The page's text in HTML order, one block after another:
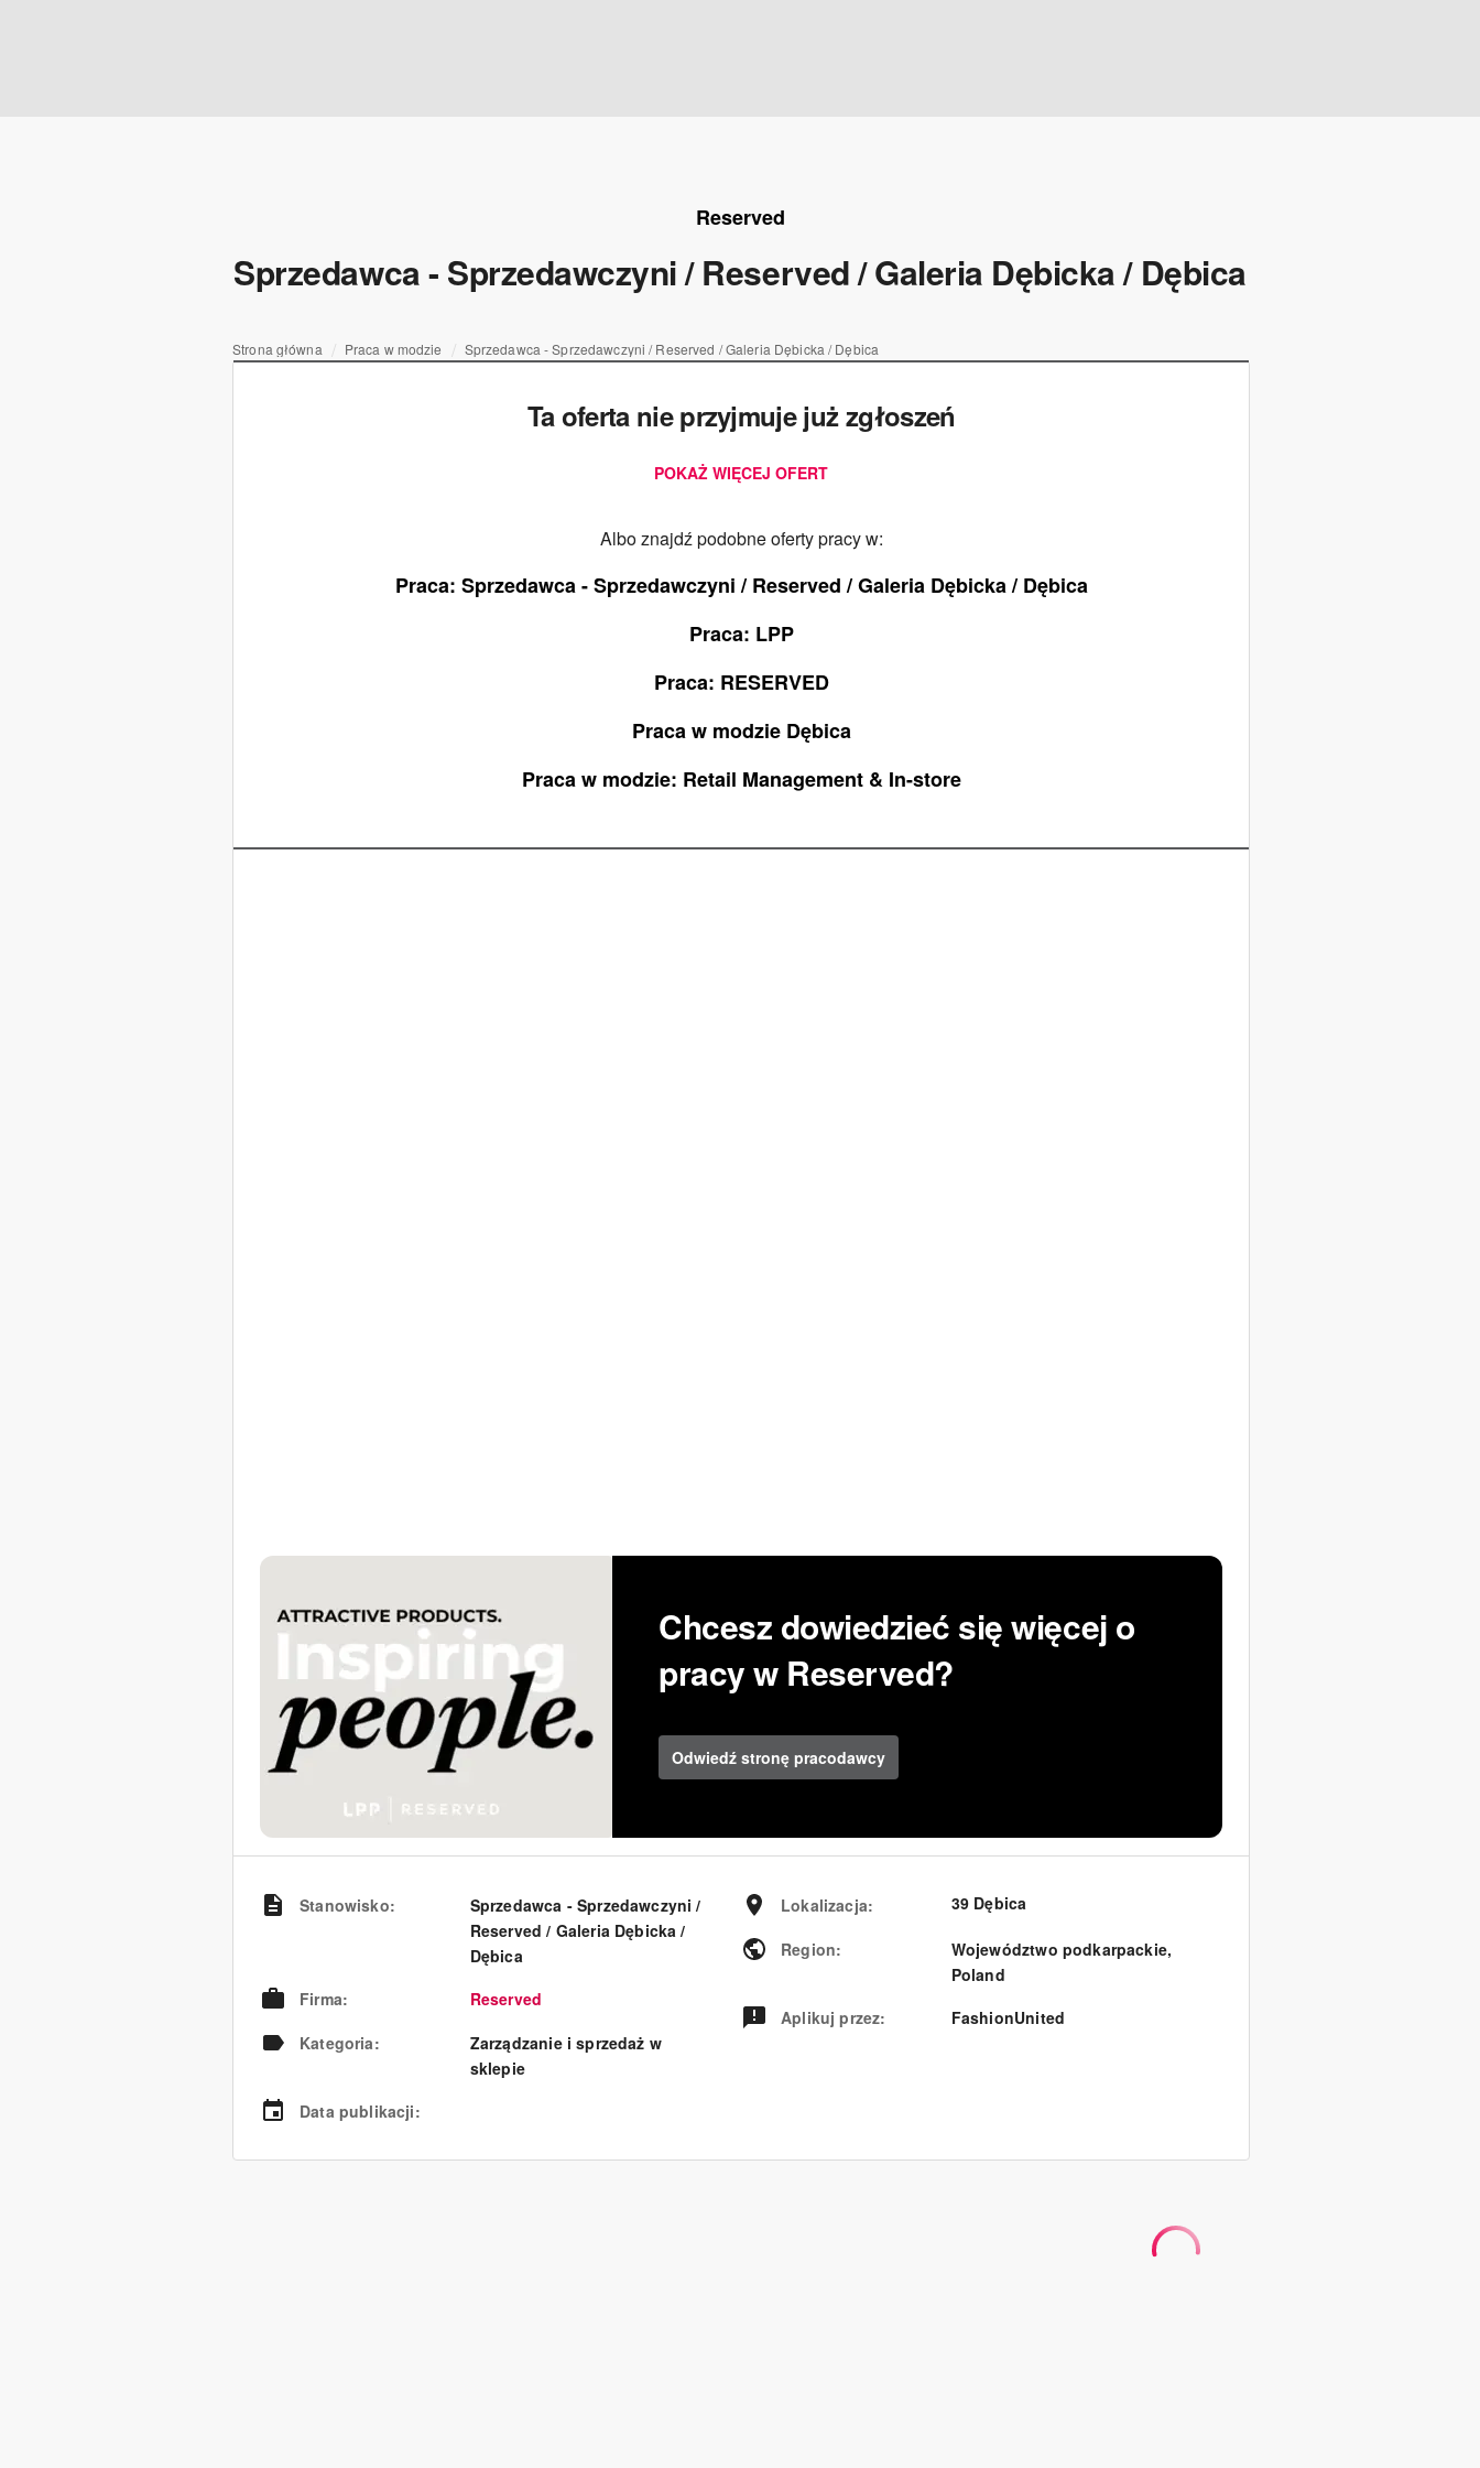
Reserved
Sprzedawca - Sprzedawczyni / Reserved / Galeria Dębicka / Dębica
Strona główna Praca w modzie Sprzedawca - Sprzedawczyni / Reserved / Galeria Dębicka / Dębica
Ta oferta nie przyjmuje już zgłoszeń
POKAŻ WIĘCEJ OFERT
Albo znajdź podobne oferty pracy w:
Praca: Sprzedawca - Sprzedawczyni / Reserved / Galeria Dębicka / Dębica
Praca: LPP
Praca: RESERVED
Praca w modzie Dębica
Praca w modzie: Retail Management & In-store
Chcesz dowiedzieć się więcej o
pracy w Reserved?
Odwiedź stronę pracodawcy
Stanowisko:
Sprzedawca - Sprzedawczyni /
Reserved / Galeria Dębicka /
Dębica
Firma:
Reserved
Kategoria:
Zarządzanie i sprzedaż w
sklepie
Data publikacji:
Lokalizacja: 39 Dębica
Region: Województwo podkarpackie,
Poland
Aplikuj przez: FashionUnited